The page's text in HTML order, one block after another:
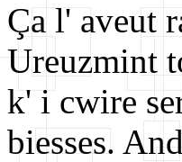
Ça l' aveut
Ureuzmint
k' i cwire
biesses.